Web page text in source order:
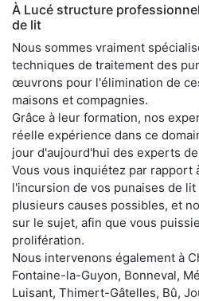
À Lucé structure
de lit
Nous sommes vraiment
techniques de traitement des
œuvrons pour l'élimination de
maisons et compagnies.
Grâce à leur formation, nos
réelle expérience dans ce
jour d'aujourd'hui des experts
Vous vous inquiétez par rapport
l'incursion de vos punaises de lit
plusieurs causes possibles, et
sur le sujet, afin que vous
prolifération.
Nous intervenons également à
Fontaine-la-Guyon, Bonneval,
Luisant, Thimert-Gâtelles, Bû,